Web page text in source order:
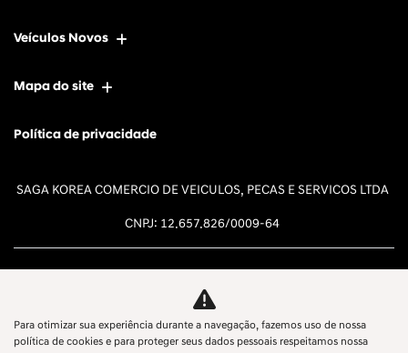
Veículos Novos
Mapa do site
Política de privacidade
SAGA KOREA COMERCIO DE VEICULOS, PECAS E SERVICOS LTDA
CNPJ: 12.657.826/0009-64
Desacelere. Seu bem maior é a
Para otimizar sua experiência durante a navegação, fazemos uso de nossa
política de cookies e para proteger seus dados pessoais respeitamos nossa